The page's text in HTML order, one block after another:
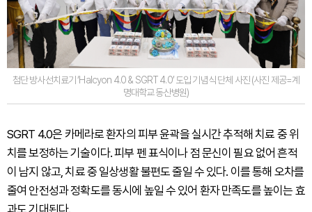
첨단 방사선치료기 ‘Halcyon 4.0 & SGRT 4.0’ 도입 기념식 단체 사진 (사진 제공=계
명대학교 동산병원)
SGRT 4.0은 카메라로 환자의 피부 윤곽을 실시간 추적해 치료 중 위
치를 보정하는 기술이다. 피부 펜 표식이나 점 문신이 필요 없어 흔적
이 남지 않고, 치료 중 일상생활 불편도 줄일 수 있다. 이를 통해 오차를
줄여 안전성과 정확도를 동시에 높일 수 있어 환자 만족도를 높이는 효